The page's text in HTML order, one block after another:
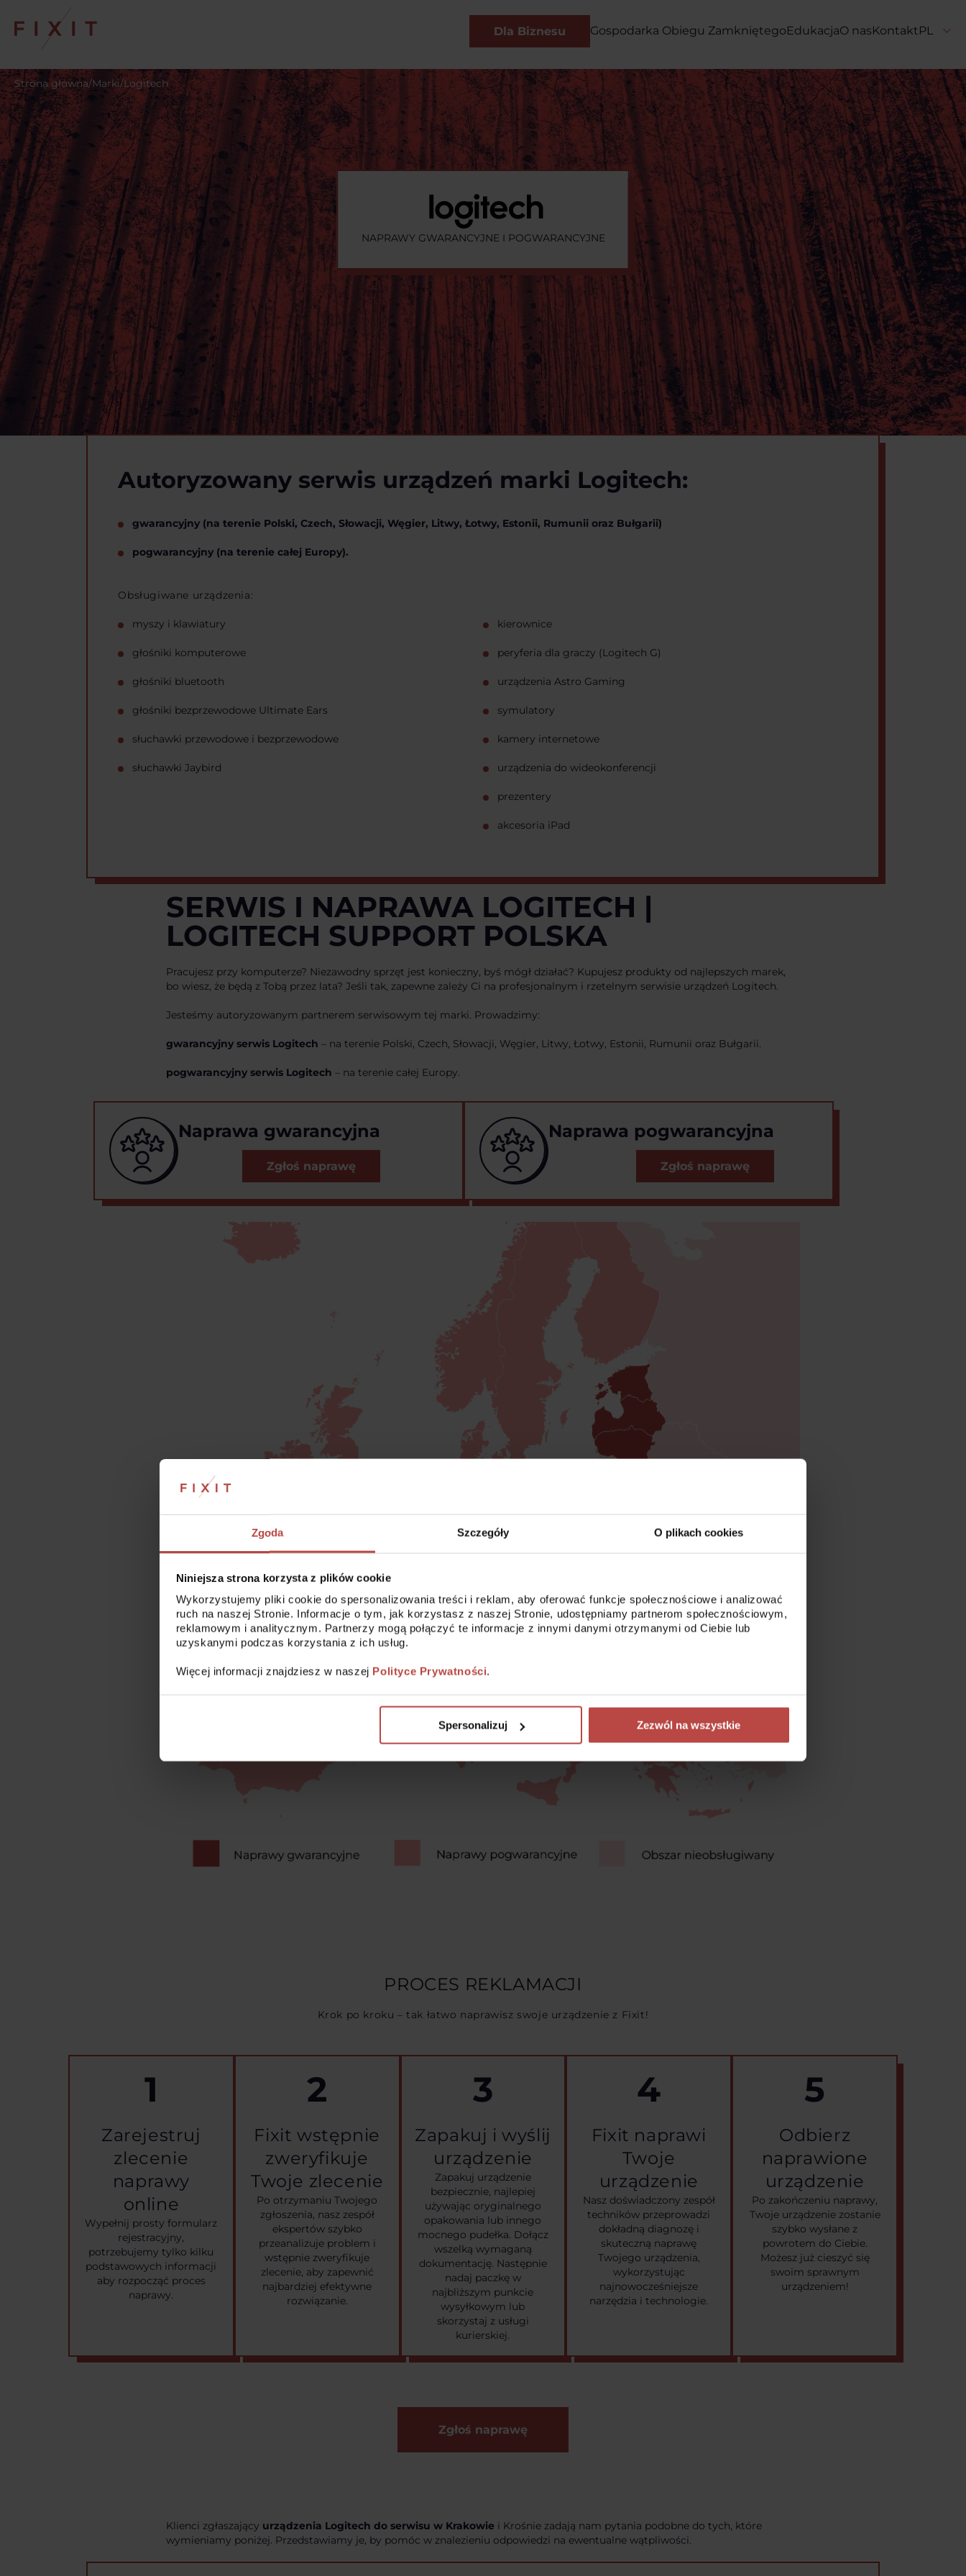
Zgoda Szczegóły O plikach cookies
Niniejsza strona korzysta z plików cookie
Wykorzystujemy pliki cookie do spersonalizowania treści i reklam, aby oferować funkcje społecznościowe i analizować
ruch na naszej Stronie. Informacje o tym, jak korzystasz z naszej Stronie, udostępniamy partnerom społecznościowym,
reklamowym i analitycznym. Partnerzy mogą połączyć te informacje z innymi danymi otrzymanymi od Ciebie lub
uzyskanymi podczas korzystania z ich usług.
Więcej informacji znajdziesz w naszej Polityce Prywatności.
Spersonalizuj Zezwól na wszystkie
Dla Biznesu Gospodarka Obiegu ZamkniętegoEdukacjaO nasKontakt
Strona główna/Marki/Logitech
NAPRAWY GWARANCYJNE I POGWARANCYJNE
Autoryzowany serwis urządzeń marki Logitech:
gwarancyjny (na terenie Polski, Czech, Słowacji, Węgier, Litwy, Łotwy, Estonii, Rumunii oraz Bułgarii)
pogwarancyjny (na terenie całej Europy).
Obsługiwane urządzenia:
myszy i klawiatury
głośniki komputerowe
głośniki bluetooth
głośniki bezprzewodowe Ultimate Ears
słuchawki przewodowe i bezprzewodowe
słuchawki Jaybird
kierownice
peryferia dla graczy (Logitech G)
urządzenia Astro Gaming
symulatory
kamery internetowe
urządzenia do wideokonferencji
prezentery
akcesoria iPad
SERWIS I NAPRAWA LOGITECH |
LOGITECH SUPPORT POLSKA
Pracujesz przy komputerze? Niezawodny sprzęt jest konieczny, byś mógł działać? Kupujesz produkty od najlepszych marek,
bo wiesz, że będą z Tobą przez lata? Jeśli tak, zapewne zależy Ci na profesjonalnym i rzetelnym serwisie urządzeń Logitech.
Jesteśmy autoryzowanym partnerem serwisowym tej marki. Prowadzimy:
gwarancyjny serwis Logitech – na terenie Polski, Czech, Słowacji, Węgier, Litwy, Łotwy, Estonii, Rumunii oraz Bułgarii.
pogwarancyjny serwis Logitech – na terenie całej Europy.
Naprawa gwarancyjna
Zgłoś naprawę
Naprawa pogwarancyjna
Zgłoś naprawę
PROCES REKLAMACJI
Krok po kroku – tak łatwo naprawisz swoje urządzenie z Fixit!
1
Zarejestruj
zlecenie
naprawy
online
Wypełnij prosty formularz
rejestracyjny,
potrzebujemy tylko kilku
podstawowych informacji
aby rozpocząć proces
naprawy.
2
Fixit wstępnie
zweryfikuje
Twoje zlecenie
Po otrzymaniu Twojego
zgłoszenia, nasz zespół
ekspertów szybko
przeanalizuje problem i
wstępnie zweryfikuje
zlecenie, aby zapewnić
najbardziej efektywne
rozwiązanie.
3
Zapakuj i wyślij
urządzenie
Zapakuj urządzenie
bezpiecznie, najlepiej
używając oryginalnego
opakowania lub innego
mocnego pudełka. Dołącz
wszelką wymaganą
dokumentację. Następnie
nadaj paczkę w
najbliższym punkcie
wysyłkowym lub
skorzystaj z usługi
kurierskiej.
4
Fixit naprawi
Twoje
urządzenie
Nasz doświadczony zespół
techników przeprowadzi
dokładną diagnozę i
skuteczną naprawę
Twojego urządzenia,
wykorzystując
najnowocześniejsze
narzędzia i technologie.
5
Odbierz
naprawione
urządzenie
Po zakończeniu naprawy,
Twoje urządzenie zostanie
szybko wysłane z
powrotem do Ciebie.
Możesz już cieszyć się
swoim sprawnym
urządzeniem!
Zgłoś naprawę
Klienci zgłaszający urządzenia Logitech do serwisu w Krakowie i Krośnie zadają nam pytania podobne do tych, które
wymieniamy poniżej. Przedstawiamy je, by pomóc w znalezieniu odpowiedzi na ewentualne wątpliwości.